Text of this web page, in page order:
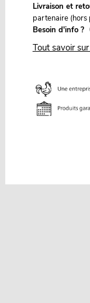
Livraison et
partenaire (hors
Besoin d'info ?
Tout savoir